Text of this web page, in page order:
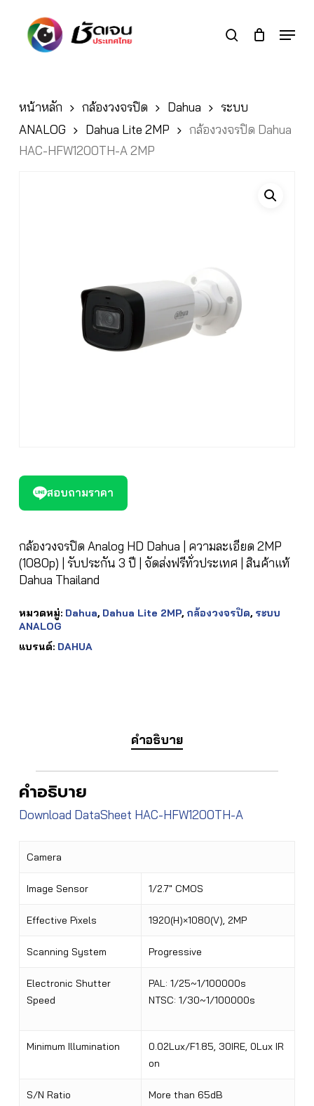
search Menu
หน้าหลัก กล้องวงจรปิด Dahua
ระบบ
ANALOG
Dahua Lite 2MP
กล้องวงจรปิด Dahua
HAC-HFW1200TH-A 2MP
สอบถามราคา
กล้องวงจรปิด Analog HD Dahua | ความละเอียด 2MP
(1080p) | รับประกัน 3 ปี | จัดส่งฟรีทั่วประเทศ | สินค้าแท้
Dahua Thailand
หมวดหมู่: Dahua, Dahua Lite 2MP, กล้องวงจรปิด, ระบบ
ANALOG
แบรนด์: DAHUA
คำอธิบาย
คำอธิบาย
Download DataSheet HAC-HFW1200TH-A
Camera
Image Sensor 1/2.7″ CMOS
Effective Pixels 1920(H)×1080(V), 2MP
Scanning System Progressive
Electronic Shutter
Speed
PAL: 1/25~1/100000s
NTSC: 1/30~1/100000s
Minimum Illumination
0.02Lux/F1.85, 30IRE, 0Lux IR
on
S/N Ratio More than 65dB
Close